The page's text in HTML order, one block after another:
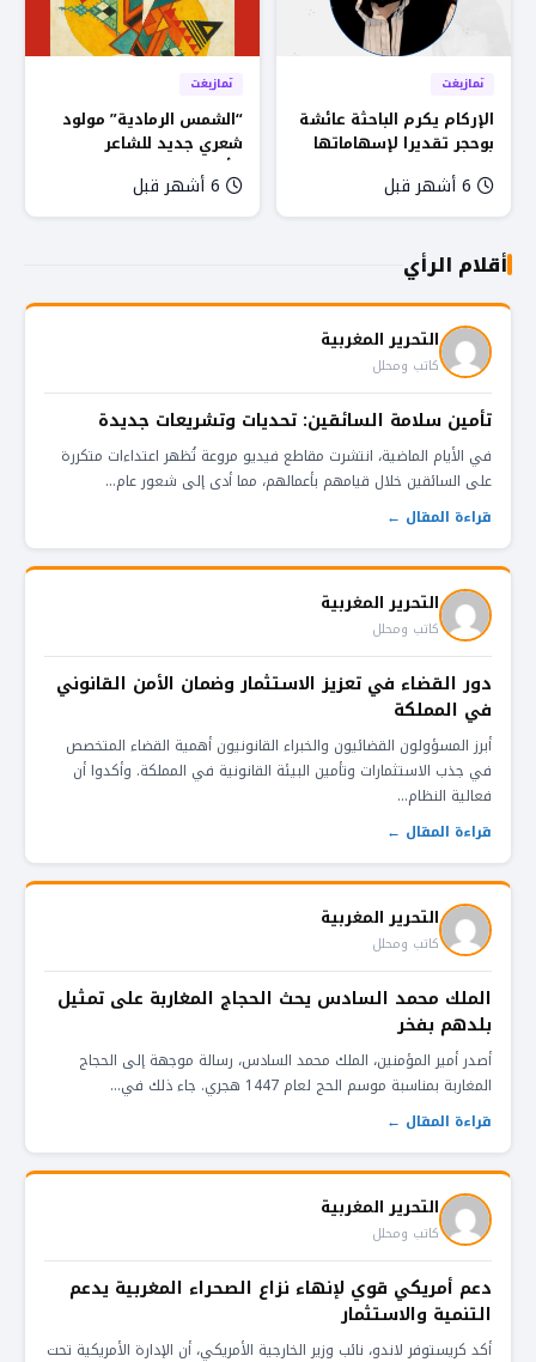
تمازيغت
الإركام يكرم الباحثة عائشة
بوحجر تقديرا لإسهاماتها
الأمازيغي
تمازيغت
“الشمس الرمادية” مولود
شعري جديد للشاعر
الأمازيغي ميمون الصحراوي
أقلام الرأي
التحرير المغربية
كاتب ومحلل
تأمين سلامة السائقين: تحديات وتشريعات جديدة
في الأيام الماضية، انتشرت مقاطع فيديو مروعة تُظهر اعتداءات متكررة
على السائقين خلال قيامهم بأعمالهم، مما أدى إلى شعور عام...
قراءة المقال ←
التحرير المغربية
كاتب ومحلل
دور القضاء في تعزيز الاستثمار وضمان الأمن القانوني
في المملكة
أبرز المسؤولون القضائيون والخبراء القانونيون أهمية القضاء المتخصص
في جذب الاستثمارات وتأمين البيئة القانونية في المملكة. وأكدوا أن
فعالية النظام...
قراءة المقال ←
التحرير المغربية
كاتب ومحلل
الملك محمد السادس يحث الحجاج المغاربة على تمثيل
بلدهم بفخر
أصدر أمير المؤمنين، الملك محمد السادس، رسالة موجهة إلى الحجاج
المغاربة بمناسبة موسم الحج لعام 1447 هجري. جاء ذلك في...
قراءة المقال ←
التحرير المغربية
كاتب ومحلل
دعم أمريكي قوي لإنهاء نزاع الصحراء المغربية يدعم
التنمية والاستثمار
أكد كريستوفر لاندو، نائب وزير الخارجية الأمريكي، أن الإدارة الأمريكية تحت